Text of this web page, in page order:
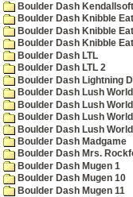
Boulder Dash
Boulder Dash Knibble
Boulder Dash Knibble
Boulder Dash Knibble
Boulder Dash LTL
Boulder Dash LTL 2
Boulder Dash Lightning
Boulder Dash Lush
Boulder Dash Lush
Boulder Dash Lush
Boulder Dash Lush
Boulder Dash Madgame
Boulder Dash Mrs.
Boulder Dash Mugen 1
Boulder Dash Mugen 10
Boulder Dash Mugen 11